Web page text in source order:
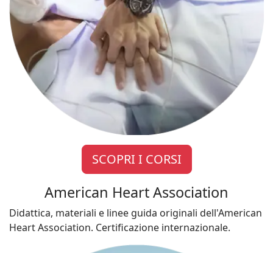
SCOPRI I CORSI
American Heart Association
Didattica, materiali e linee guida originali dell'American
Heart Association. Certificazione internazionale.